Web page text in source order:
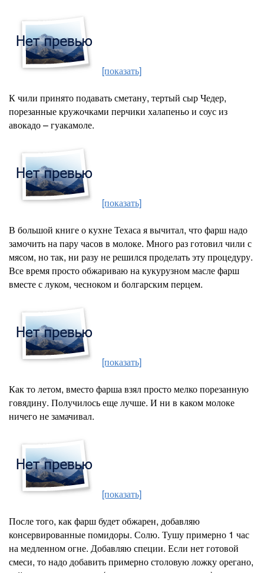
[показать]
К чили принято подавать сметану, тертый сыр Чедер,
порезанные кружочками перчики халапеньо и соус из
авокадо – гуакамоле.
[показать]
В большой книге о кухне Техаса я вычитал, что фарш надо
замочить на пару часов в молоке. Много раз готовил чили с
мясом, но так, ни разу не решился проделать эту процедуру.
Все время просто обжариваю на кукурузном масле фарш
вместе с луком, чесноком и болгарским перцем.
[показать]
Как то летом, вместо фарша взял просто мелко порезанную
говядину. Получилось еще лучше. И ни в каком молоке
ничего не замачивал.
[показать]
После того, как фарш будет обжарен, добавляю
консервированные помидоры. Солю. Тушу примерно 1 час
на медленном огне. Добавляю специи. Если нет готовой
смеси, то надо добавить примерно столовую ложку орегано,